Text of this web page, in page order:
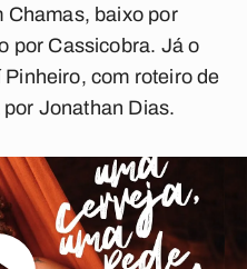
Chamas, baixo por
por Cassicobra. Já o
com roteiro de
Jonathan Dias.